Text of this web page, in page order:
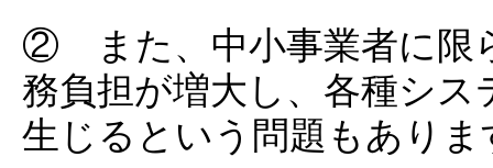
② また、中小事業者に限
務負担が増大し、各種シ
生じるという問題もありま